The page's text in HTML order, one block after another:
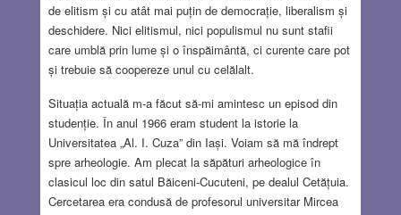
de elitism și cu atât mai puțin de democrație, liberalism și
deschidere. Nici elitismul, nici populismul nu sunt stafii
care umblă prin lume și o înspăimântă, ci curente care pot
și trebuie să coopereze unul cu celălalt.
Situația actuală m-a făcut să-mi amintesc un episod din
studenție. În anul 1966 eram student la istorie la
Universitatea „Al. I. Cuza” din Iași. Voiam să mă îndrept
spre arheologie. Am plecat la săpături arheologice în
clasicul loc din satul Băiceni-Cucuteni, pe dealul Cetățuia.
Cercetarea era condusă de profesorul universitar Mircea